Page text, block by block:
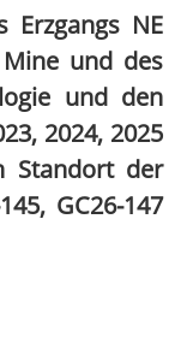
Erzgangs NE
und des
und den
2024, 2025
Standort der
GC26-147